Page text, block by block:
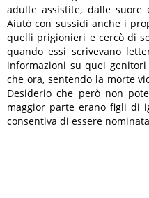
adulte assistite, dalle suore
Aiutò con sussidi anche i
quelli prigionieri e cercò di
quando essi scrivevano
informazioni su quei genitori
che ora, sentendo la morte
Desiderio che però non
maggior parte erano figli di
consentiva di essere